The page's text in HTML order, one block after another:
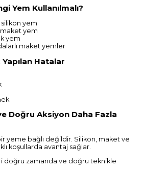
Yem Kullanılmalı?
silikon yem
maket yem
yem
maket yemler
Yapılan Hatalar
Doğru Aksiyon Daha Fazla
yeme bağlı değildir. Silikon, maket ve
koşullarda avantaj sağlar.
doğru zamanda ve doğru teknikle